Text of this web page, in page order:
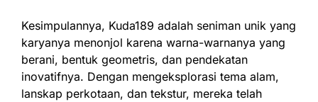
Kesimpulannya, Kuda189 adalah seniman unik yang
karyanya menonjol karena warna-warnanya yang
berani, bentuk geometris, dan pendekatan
inovatifnya. Dengan mengeksplorasi tema alam,
lanskap perkotaan, dan tekstur, mereka telah